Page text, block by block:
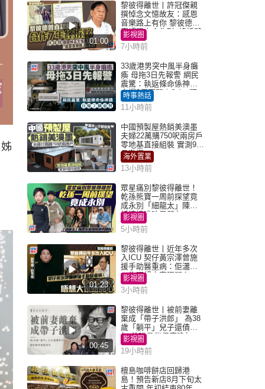
01:00
黎彼得離世丨許冠傑親
撰悼念文憶故友：感恩
音樂路上有你 黎彼德曾
直認唔夾合作7年終拆夥
影視圈
7小時前
33歲港男突中風半身癱
瘓 母拖3日先報警 網民
震驚：執返條命係神蹟
自爆2個惡習｜Juicy叮
時事熱話
11小時前
中國預製屋熱銷美澳墨
夫婦22萬購750呎兩房戶
零地基直接組裝 實測9個
月激讚
海外置業
13小時前
眾星痛別黎彼得離世！
乾孫熊寶一周前探望竟
成永別「細龍太」陳思
圻淚憶唉吔男朋友
影視圈
5小時前
01:23
黎彼得離世丨近年多次
入ICU 契仔黃宗澤曾施
援手助醫重病：佢瀟灑
一生唔想大家唔開心
影視圈
3小時前
00:45
黎彼得離世丨被前妻離
棄成「帶子洪郎」 為38
歲「躺平」兒子還債多
年 曾盼尋伴侶度晚年
影視圈
19小時前
檀島咖啡餅店回歸港
島！預告新店8月下旬太